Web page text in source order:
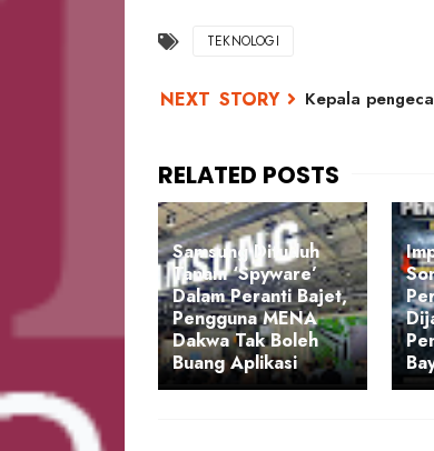
TEKNOLOGI
Kepala
Samsung Dituduh
Tanam ‘Spyware’
Dalam Peranti Bajet,
Pengguna MENA
Dakwa Tak Boleh
Buang Aplikasi